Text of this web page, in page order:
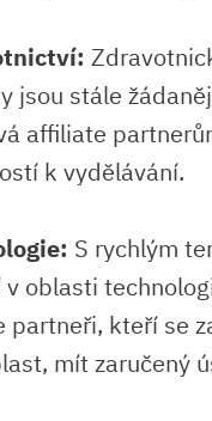
jsou stále
affiliate
k vydělávání.
S rychlým
v oblasti
partneři, kteří se
mít zaručený